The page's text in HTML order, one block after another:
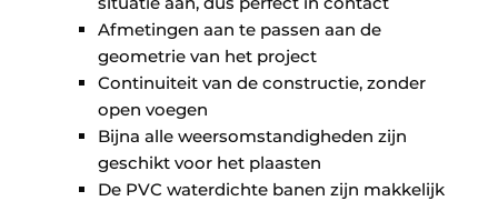
Afmetingen aan te passen aan de
geometrie van het project
Continuiteit van de constructie, zonder
open voegen
Bijna alle weersomstandigheden zijn
geschikt voor het plaasten
De PVC waterdichte banen zijn makkelijk